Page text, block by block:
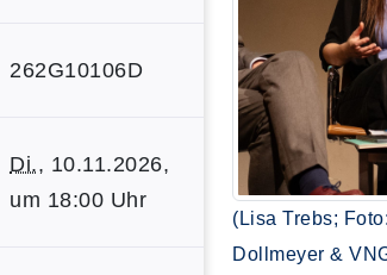
262G10106D
Di., 10.11.2026,
um 18:00 Uhr
(Lisa Trebs;
Dollmeyer &